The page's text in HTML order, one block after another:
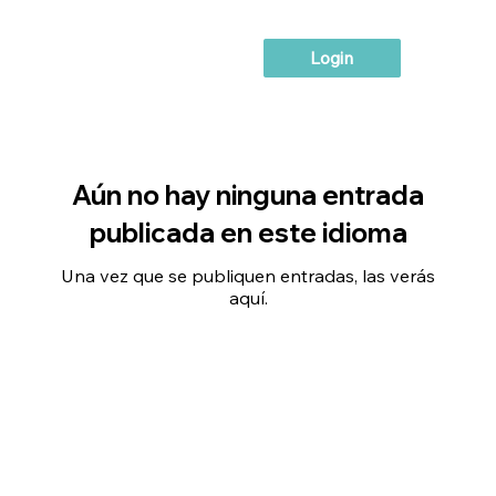
Login
Aún no hay ninguna entrada
publicada en este idioma
Una vez que se publiquen entradas, las verás
aquí.